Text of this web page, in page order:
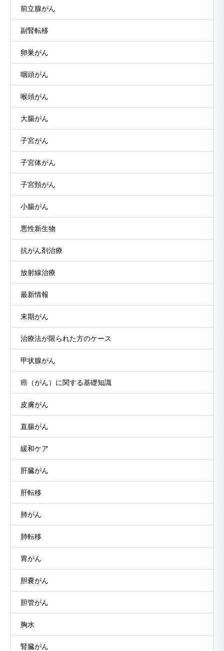
前立腺がん
副腎転移
卵巣がん
咽頭がん
喉頭がん
大腸がん
子宮がん
子宮体がん
子宮頸がん
小腸がん
悪性新生物
抗がん剤治療
放射線治療
最新情報
末期がん
治療法が限られた方のケース
甲状腺がん
癌（がん）に関する基礎知識
皮膚がん
直腸がん
緩和ケア
肝臓がん
肝転移
肺がん
肺転移
胃がん
胆嚢がん
胆管がん
胸水
腎臓がん